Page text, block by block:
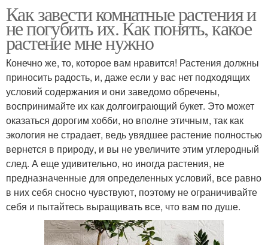
растениями
Цветы в зимнее время
Домашние растения Цвета в сентябре
Цвета в октябре Цвета к зиме
Цвета для продажи
Как завести комнатные растения и
не погубить их. Как понять, какое
растение мне нужно
Конечно же, то, которое вам нравится! Растения должны
приносить радость, и, даже если у вас нет подходящих
условий содержания и они заведомо обречены,
воспринимайте их как долгоиграющий букет. Это может
оказаться дорогим хобби, но вполне этичным, так как
экология не страдает, ведь увядшее растение полностью
вернется в природу, и вы не увеличите этим углеродный
след. А еще удивительно, но иногда растения, не
предназначенные для определенных условий, все равно
в них себя сносно чувствуют, поэтому не ограничивайте
себя и пытайтесь выращивать все, что вам по душе.